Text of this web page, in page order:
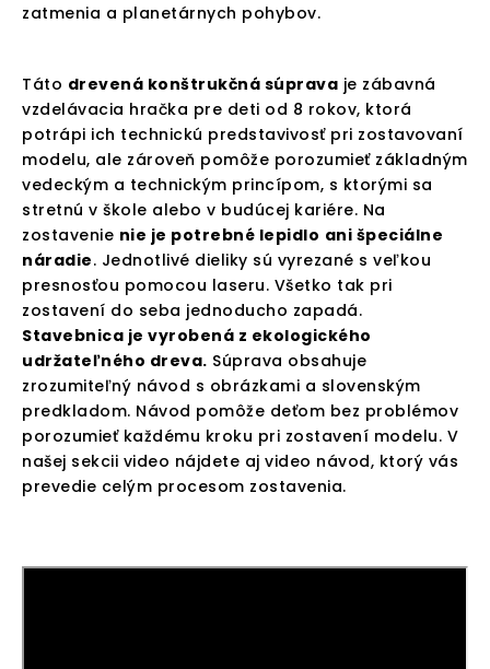
zatmenia a planetárnych pohybov.
Táto drevená konštrukčná súprava je zábavná
vzdelávacia hračka pre deti od 8 rokov, ktorá
potrápi ich technickú predstavivosť pri zostavovaní
modelu, ale zároveň pomôže porozumieť základným
vedeckým a technickým princípom, s ktorými sa
stretnú v škole alebo v budúcej kariére. Na
zostavenie nie je potrebné lepidlo ani špeciálne
náradie. Jednotlivé dieliky sú vyrezané s veľkou
presnosťou pomocou laseru. Všetko tak pri
zostavení do seba jednoducho zapadá.
Stavebnica je vyrobená z ekologického
udržateľného dreva. Súprava obsahuje
zrozumiteľný návod s obrázkami a slovenským
predkladom. Návod pomôže deťom bez problémov
porozumieť každému kroku pri zostavení modelu. V
našej sekcii video nájdete aj video návod, ktorý vás
prevedie celým procesom zostavenia.